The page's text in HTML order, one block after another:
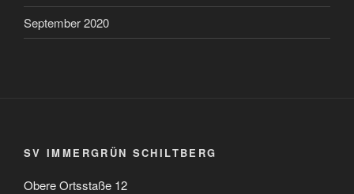
September 2020
SV IMMERGRÜN SCHILTBERG
Obere Ortsstaße 12